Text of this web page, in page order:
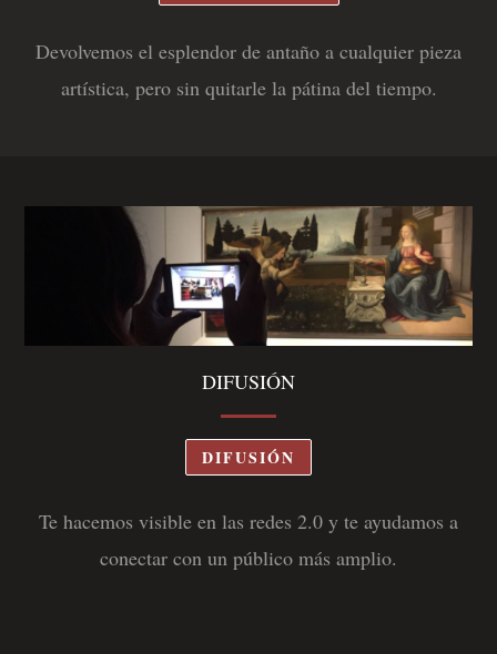
Devolvemos el esplendor de antaño a cualquier pieza
artística, pero sin quitarle la pátina del tiempo.
DIFUSIÓN
DIFUSIÓN
Te hacemos visible en las redes 2.0 y te ayudamos a
conectar con un público más amplio.